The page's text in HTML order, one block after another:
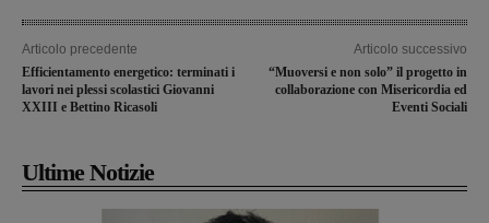
Articolo precedente
Efficientamento energetico: terminati i
lavori nei plessi scolastici Giovanni
XXIII e Bettino Ricasoli
Articolo successivo
“Muoversi e non solo” il progetto in
collaborazione con Misericordia ed
Eventi Sociali
Ultime Notizie